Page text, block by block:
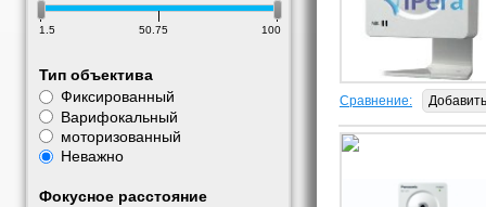
1.5 50.75 100
Тип объектива
Фиксированный
Варифокальный
моторизованный
Неважно
Фокусное расстояние
Сравнение: Добавить